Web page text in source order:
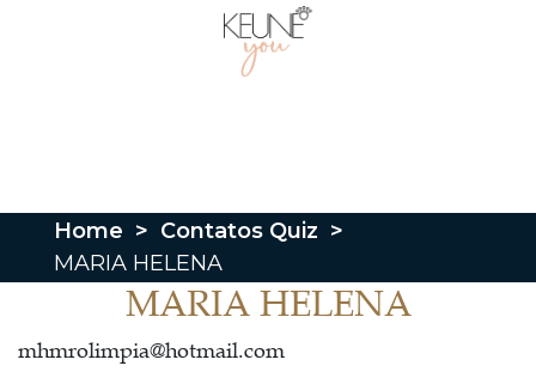
Home > Contatos Quiz >
MARIA HELENA
MARIA HELENA
mhmrolimpia@hotmail.com